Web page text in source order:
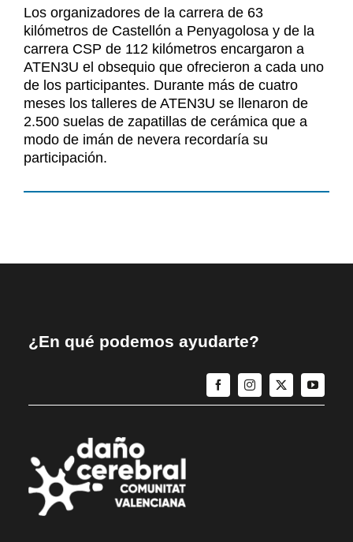
Contacto
Contacto
Los organizadores de la carrera de 63
kilómetros de Castellón a Penyagolosa y de la
carrera CSP de 112 kilómetros encargaron a
ATEN3U el obsequio que ofrecieron a cada uno
de los participantes. Durante más de cuatro
meses los talleres de ATEN3U se llenaron de
2.500 suelas de zapatillas de cerámica que a
modo de imán de nevera recordaría su
participación.
¿En qué podemos ayudarte?